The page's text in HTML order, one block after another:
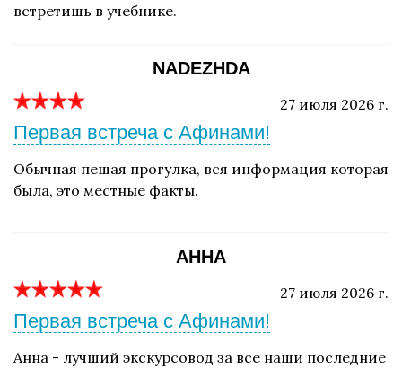
встретишь в учебнике.
NADEZHDA
27 июля 2026 г.
Первая встреча с Афинами!
Обычная пешая прогулка, вся информация которая
была, это местные факты.
АННА
27 июля 2026 г.
Первая встреча с Афинами!
Анна - лучший экскурсовод за все наши последние